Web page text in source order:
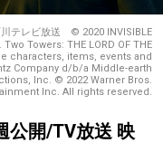
川テレビ放送 ©︎ 2020 INVISIBLE
Two Towers: THE LORD OF THE
characters, items, events and
Company d/b/a Middle-earth
Inc. © 2022 Warner Bros.
Inc. All rights reserved.
公開/TV放送 映